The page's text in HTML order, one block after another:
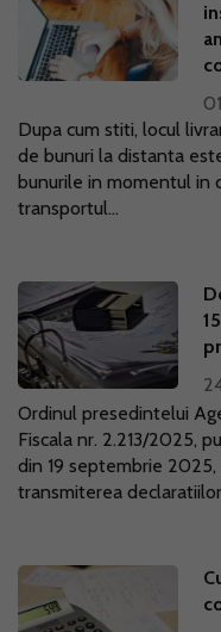
Dupa cum stiti, locul
de bunuri la distanta
bunurile in momentul in
transportul...
Ordinul presedintelui
Fiscala nr. 2.213/2025,
din 19 septembrie
transmiterea